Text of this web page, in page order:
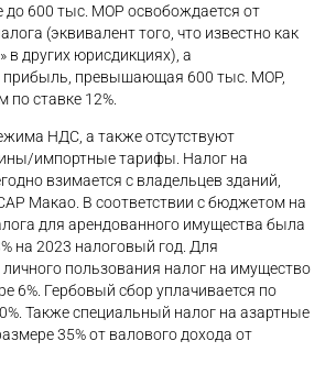
600 тыс. MOP освобождается от
(эквивалент того, что известно как
в других юрисдикциях), а
прибыль, превышающая 600 тыс. MOP,
по ставке 12%.
НДС, а также отсутствуют
импортные тарифы. Налог на
взимается с владельцев зданий,
Макао. В соответствии с бюджетом на
для арендованного имущества была
на 2023 налоговый год. Для
личного пользования налог на имущество
6%. Гербовый сбор уплачивается по
Также специальный налог на азартные
35% от валового дохода от